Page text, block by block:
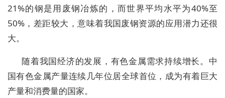
21%的钢是用废钢冶炼的，而世界平均水平为40%至
50%，差距较大，意味着我国废钢资源的应用潜力还很
大。
随着我国经济的发展，有色金属需求持续增长。中
国有色金属产量连续几年位居全球首位，成为有着巨大
产量和消费量的国家。